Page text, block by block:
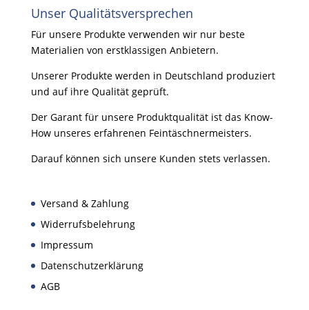
Unser Qualitätsversprechen
Für unsere Produkte verwenden wir nur beste
Materialien von erstklassigen Anbietern.
Unserer Produkte werden in Deutschland produziert
und auf ihre Qualität geprüft.
Der Garant für unsere Produktqualität ist das Know-
How unseres erfahrenen Feintäschnermeisters.
Darauf können sich unsere Kunden stets verlassen.
Versand & Zahlung
Widerrufsbelehrung
Impressum
Datenschutzerklärung
AGB